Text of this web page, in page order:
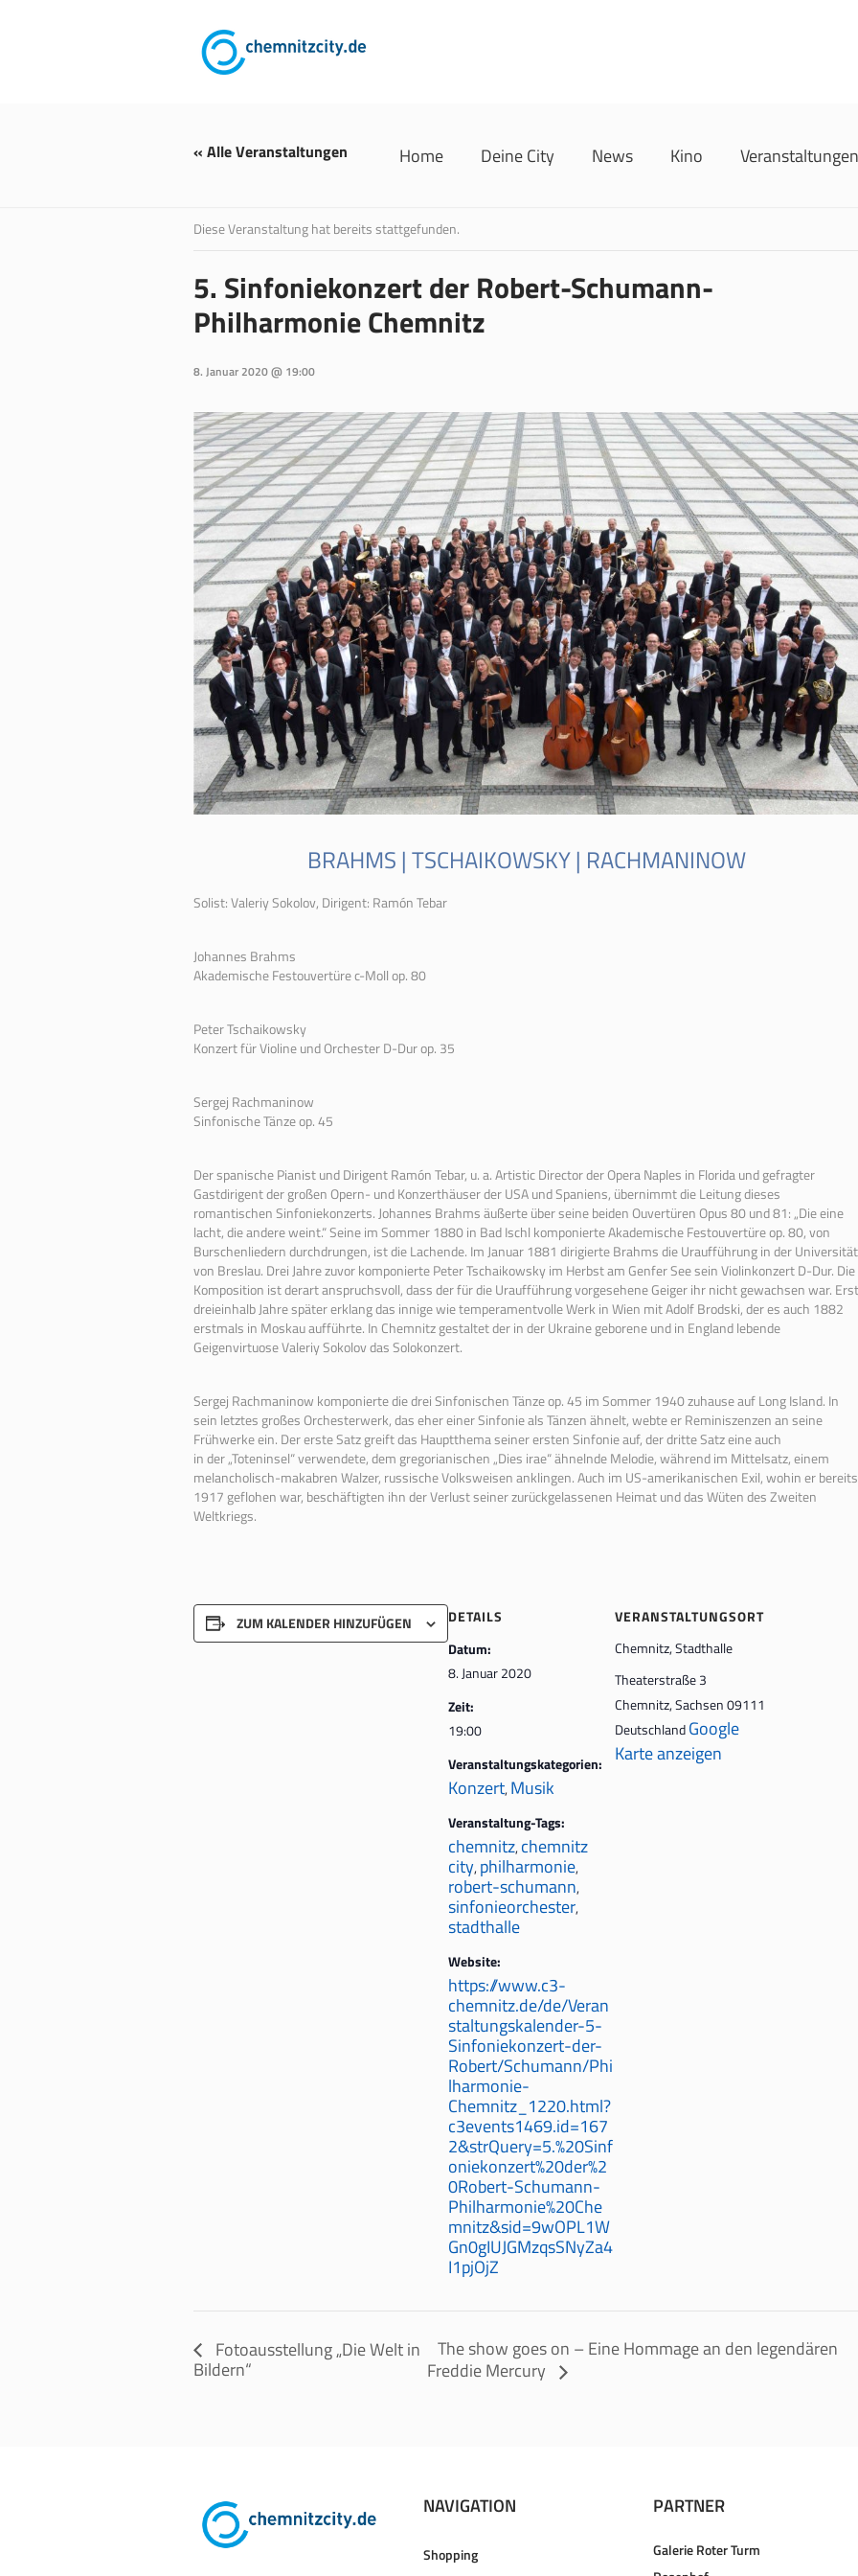
Home Deine City News Kino
« Alle Veranstaltungen
Diese Veranstaltung hat bereits stattgefunden.
5. Sinfoniekonzert der Robert-Schumann-
Philharmonie Chemnitz
8. Januar 2020 @ 19:00
BRAHMS | TSCHAIKOWSKY | RACHMANINOW
Solist: Valeriy Sokolov, Dirigent: Ramón Tebar
Johannes Brahms
Akademische Festouvertüre c-Moll op. 80
Peter Tschaikowsky
Konzert für Violine und Orchester D-Dur op. 35
Sergej Rachmaninow
Sinfonische Tänze op. 45
Derspanische Pianist und Dirigent Ramón Tebar, u. a. Artistic DirectorderOpera Naples in Florida und gefragter
Gastdirigentdergroßen Opern- und KonzerthäuserderUSA und Spaniens, übernimmt die Leitung dieses
romantischenSinfoniekonzerts. Johannes Brahms äußerte über seine beiden Ouvertüren Opus 80 und 81: „Die eine
lacht, die andere weint.“ Seine im Sommer 1880 in Bad Ischl komponierte Akademische Festouvertüre op. 80, von
Burschenliedern durchdrungen, ist die Lachende. Im Januar 1881 dirigierte Brahms die Uraufführung inderUniversität
von Breslau. Drei Jahre zuvor komponierte Peter Tschaikowsky im Herbst am Genfer See sein Violinkonzert D-Dur. Die
Komposition istderart anspruchsvoll, dassderfür die Uraufführung vorgesehene Geiger ihr nicht gewachsen war. Erst
dreieinhalb Jahre später erklang das innige wie temperamentvolle Werk in Wien mit Adolf Brodski,deres auch 1882
erstmals in Moskau aufführte. In ChemnitzgestaltetderinderUkraine geborene und in England lebende
Geigenvirtuose Valeriy Sokolov das Solokonzert.
Sergej Rachmaninow komponierte die drei Sinfonischen Tänze op. 45 im Sommer 1940 zuhause auf Long Island. In
sein letztes großes Orchesterwerk, das eher einer Sinfonie als Tänzen ähnelt, webte er Reminiszenzen an seine
Frühwerke ein. Dererste Satz greift das Hauptthema seiner ersten Sinfonie auf,derdritte Satz eine auch
inder„Toteninsel“ verwendete, dem gregorianischen „Dies irae“ ähnelnde Melodie, während im Mittelsatz, einem
melancholisch-makabren Walzer, russische Volksweisen anklingen. Auch im US-amerikanischen Exil, wohin er bereits
1917 geflohen war, beschäftigten ihnderVerlust seiner zurückgelassenen Heimat und das Wüten des Zweiten
Weltkriegs.
ZUM KALENDER HINZUFÜGEN
DETAILS
Datum:
8. Januar 2020
Zeit:
19:00
Veranstaltungskategorien:
Konzert,Musik
Veranstaltung-Tags:
chemnitz,chemnitz
city,philharmonie,
robert-schumann,
sinfonieorchester,
stadthalle
Website:
https://www.c3-
chemnitz.de/de/Veran
staltungskalender-5-
Sinfoniekonzert-der-
Robert/Schumann/Phi
lharmonie-
Chemnitz_1220.html?
c3events1469.id=167
2&strQuery=5.%20Sinf
oniekonzert%20der%2
0Robert-Schumann-
Philharmonie%20Che
mnitz&sid=9wOPL1W
Gn0gIUJGMzqsSNyZa4
I1pjOjZ
VERANSTALTUNGSORT
Chemnitz, Stadthalle
Theaterstraße 3
Chemnitz,Sachsen09111
DeutschlandGoogle
Karte anzeigen
Fotoausstellung „Die Welt in
Bildern“
The show goes on – Eine Hommage an den legendären
Freddie Mercury
NAVIGATION
Shopping
PARTNER
Galerie Roter Turm